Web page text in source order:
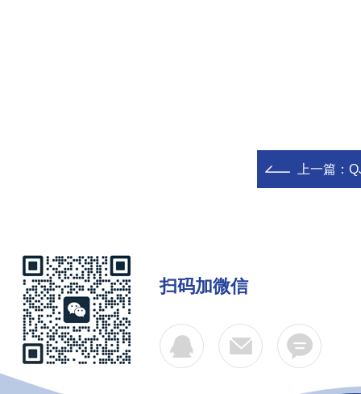
上一篇：
扫码加微信